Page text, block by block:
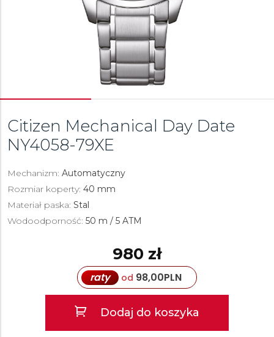
Citizen Mechanical Day Date
NY4058-79XE
Mechanizm: Automatyczny
Rozmiar koperty: 40 mm
Materiał paska: Stal
Wodoodporność: 50 m / 5 ATM
980 zł
raty od 98,00PLN
Dodaj do koszyka